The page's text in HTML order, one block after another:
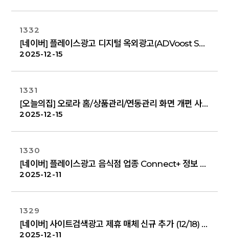
1332
[네이버] 플레이스광고 디지털 옥외광고(ADVoost Screen) 상품 출시 안내
2025-12-15
1331
[오늘의집] 오로라 홈/상품관리/연동관리 화면 개편 사전 안내
2025-12-15
1330
[네이버] 플레이스광고 음식점 업종 Connect+ 정보 표기 안내
2025-12-11
1329
[네이버] 사이트검색광고 제휴 매체 신규 추가 (12/18) – '스티비-PC'
2025-12-11